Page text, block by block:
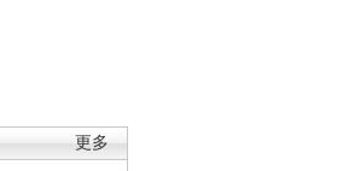
更多